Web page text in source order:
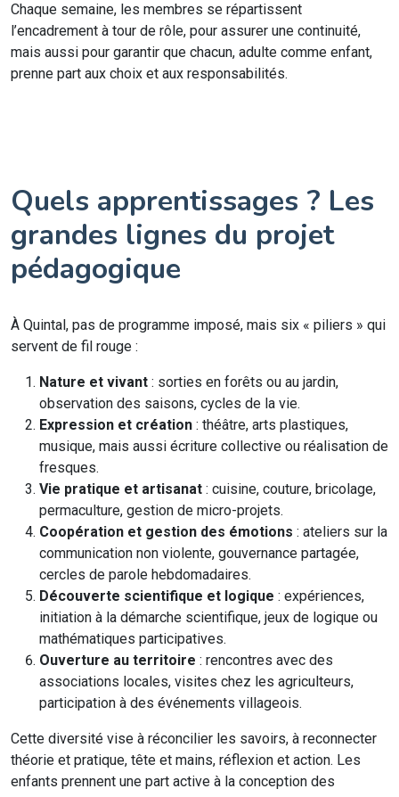
Chaque semaine, les membres se répartissent
l’encadrement à tour de rôle, pour assurer une continuité,
mais aussi pour garantir que chacun, adulte comme enfant,
prenne part aux choix et aux responsabilités.
Quels apprentissages ? Les
grandes lignes du projet
pédagogique
À Quintal, pas de programme imposé, mais six « piliers » qui
servent de fil rouge :
Nature et vivant : sorties en forêts ou au jardin,
observation des saisons, cycles de la vie.
Expression et création : théâtre, arts plastiques,
musique, mais aussi écriture collective ou réalisation de
fresques.
Vie pratique et artisanat : cuisine, couture, bricolage,
permaculture, gestion de micro-projets.
Coopération et gestion des émotions : ateliers sur la
communication non violente, gouvernance partagée,
cercles de parole hebdomadaires.
Découverte scientifique et logique : expériences,
initiation à la démarche scientifique, jeux de logique ou
mathématiques participatives.
Ouverture au territoire : rencontres avec des
associations locales, visites chez les agriculteurs,
participation à des événements villageois.
Cette diversité vise à réconcilier les savoirs, à reconnecter
théorie et pratique, tête et mains, réflexion et action. Les
enfants prennent une part active à la conception des